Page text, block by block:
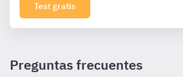
Test gratis
Preguntas frecuentes